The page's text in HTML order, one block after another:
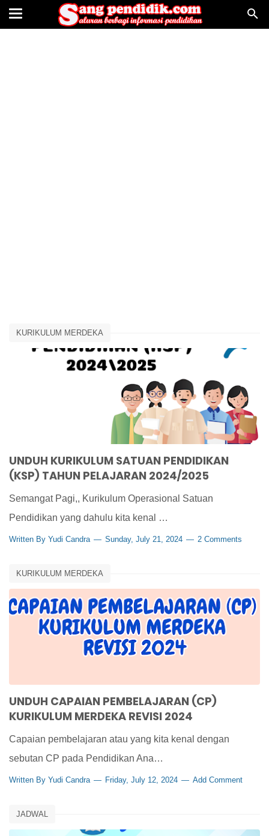
KURIKULUM MERDEKA
UNDUH KURIKULUM SATUAN PENDIDIKAN
(KSP) TAHUN PELAJARAN 2024/2025
Semangat Pagi,, Kurikulum Operasional Satuan
Pendidikan yang dahulu kita kenal …
Written By Yudi Candra Sunday, July 21, 2024 2 Comments
KURIKULUM MERDEKA
UNDUH CAPAIAN PEMBELAJARAN (CP)
KURIKULUM MERDEKA REVISI 2024
Capaian pembelajaran atau yang kita kenal dengan
sebutan CP pada Pendidikan Ana…
Written By Yudi Candra Friday, July 12, 2024 Add Comment
JADWAL